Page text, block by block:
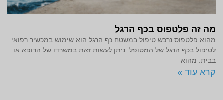
מה זה פלטפוס בכף הרגל
מהוא פלטפוס נרכש טיפול במשטח כף הרגל הוא שימוש במכשיר רפואי
לטיפול בכף הרגל של המטופל. ניתן לעשות זאת במשרדו של הרופא או
בבית. מהוא
קרא עוד »